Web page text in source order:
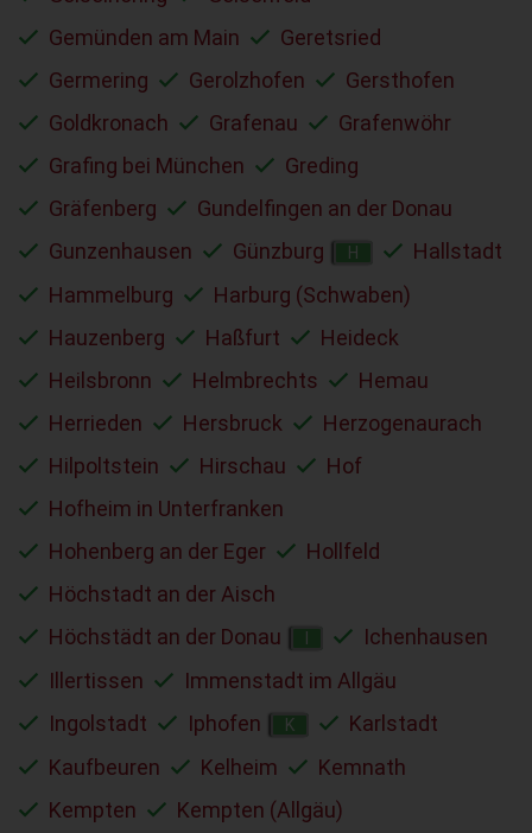
Gemünden am Main
Geretsried
Germering
Gerolzhofen
Gersthofen
Goldkronach
Grafenau
Grafenwöhr
Grafing bei München
Greding
Gräfenberg
Gundelfingen an der Donau
Gunzenhausen
Günzburg H
Hallstadt
Hammelburg
Harburg (Schwaben)
Hauzenberg
Haßfurt
Heideck
Heilsbronn
Helmbrechts
Hemau
Herrieden
Hersbruck
Herzogenaurach
Hilpoltstein
Hirschau
Hof
Hofheim in Unterfranken
Hohenberg an der Eger
Hollfeld
Höchstadt an der Aisch
Höchstädt an der Donau
Ichenhausen
Illertissen
Immenstadt im Allgäu
Ingolstadt
Iphofen K
Karlstadt
Kaufbeuren
Kelheim
Kemnath
Kempten
Kempten (Allgäu)